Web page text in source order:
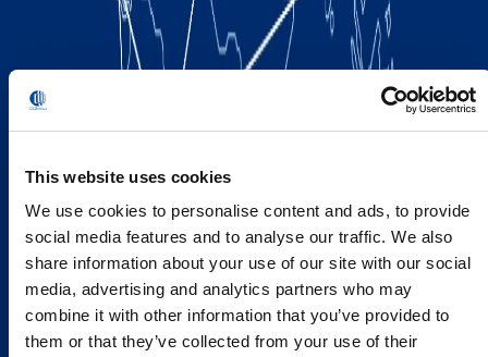
This website uses cookies
We use cookies to personalise content and ads, to provide
social media features and to analyse our traffic. We also
share information about your use of our site with our social
media, advertising and analytics partners who may
combine it with other information that you’ve provided to
them or that they’ve collected from your use of their